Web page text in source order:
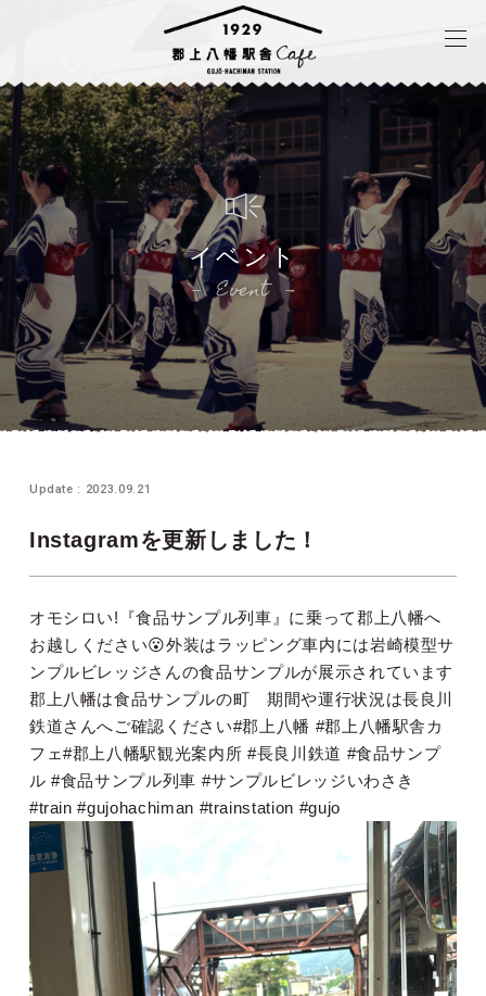
イベント
Event
Update : 2023.09.21
Instagramを更新しました！
オモシロい!『食品サンプル列車』に乗って郡上八幡へ
お越しください😮外装はラッピング車内には岩崎模型サ
ンプルビレッジさんの食品サンプルが展示されています
郡上八幡は食品サンプルの町 期間や運行状況は長良川
鉄道さんへご確認ください#郡上八幡 #郡上八幡駅舎カ
フェ#郡上八幡駅観光案内所 #長良川鉄道 #食品サンプ
ル #食品サンプル列車 #サンプルビレッジいわさき
#train #gujohachiman #trainstation #gujo